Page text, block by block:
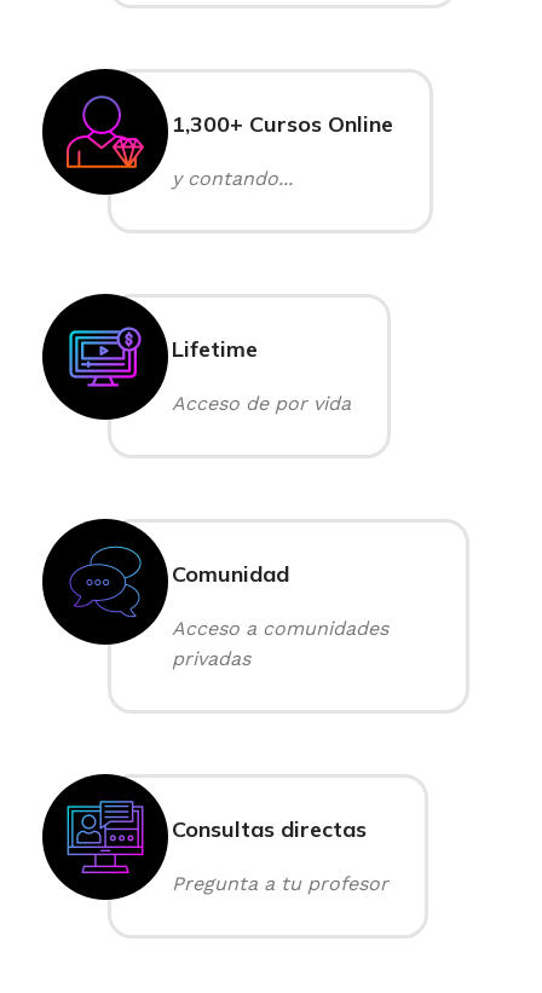
1,300+ Cursos Online
y contando...
Lifetime
Acceso de por vida
Comunidad
Acceso a comunidades
privadas
Consultas directas
Pregunta a tu profesor